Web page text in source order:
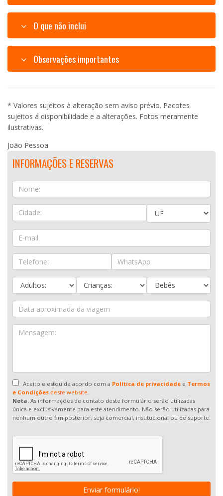
O que não inclui
Observações importantes
* Valores sujeitos à alteração sem aviso prévio. Pacotes
sujeitos á disponibilidade e a alterações. Fotos meramente
ilustrativas.
João Pessoa
INFORMAÇÕES E RESERVAS
Aceito e estou de acordo com a Política de privacidadee Termos
e Condições deste website.
Nota. As informações de contato deste formulário serão utilizadas
única e exclusivamente para este atendimento. Não serão utilizadas para
nenhum outro fim posterior, seja comercial, institucional ou de suporte.
Enviar formulário!